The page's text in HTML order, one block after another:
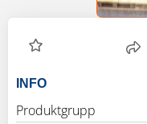
INFO
Produktgrupp